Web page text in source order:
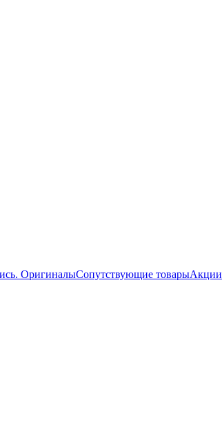
ОригиналыСопутствующие товарыАкции